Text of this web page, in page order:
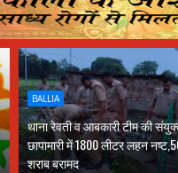
BALLIA
थाना रेवती व आबकारी टीम की
छापामारी में 1800 लीटर लहन
शराब बरामद